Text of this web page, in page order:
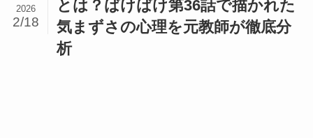
とは？ばけばけ第36話で描かれた
気まずさの心理を元教師が徹底分
析
2026
2/18